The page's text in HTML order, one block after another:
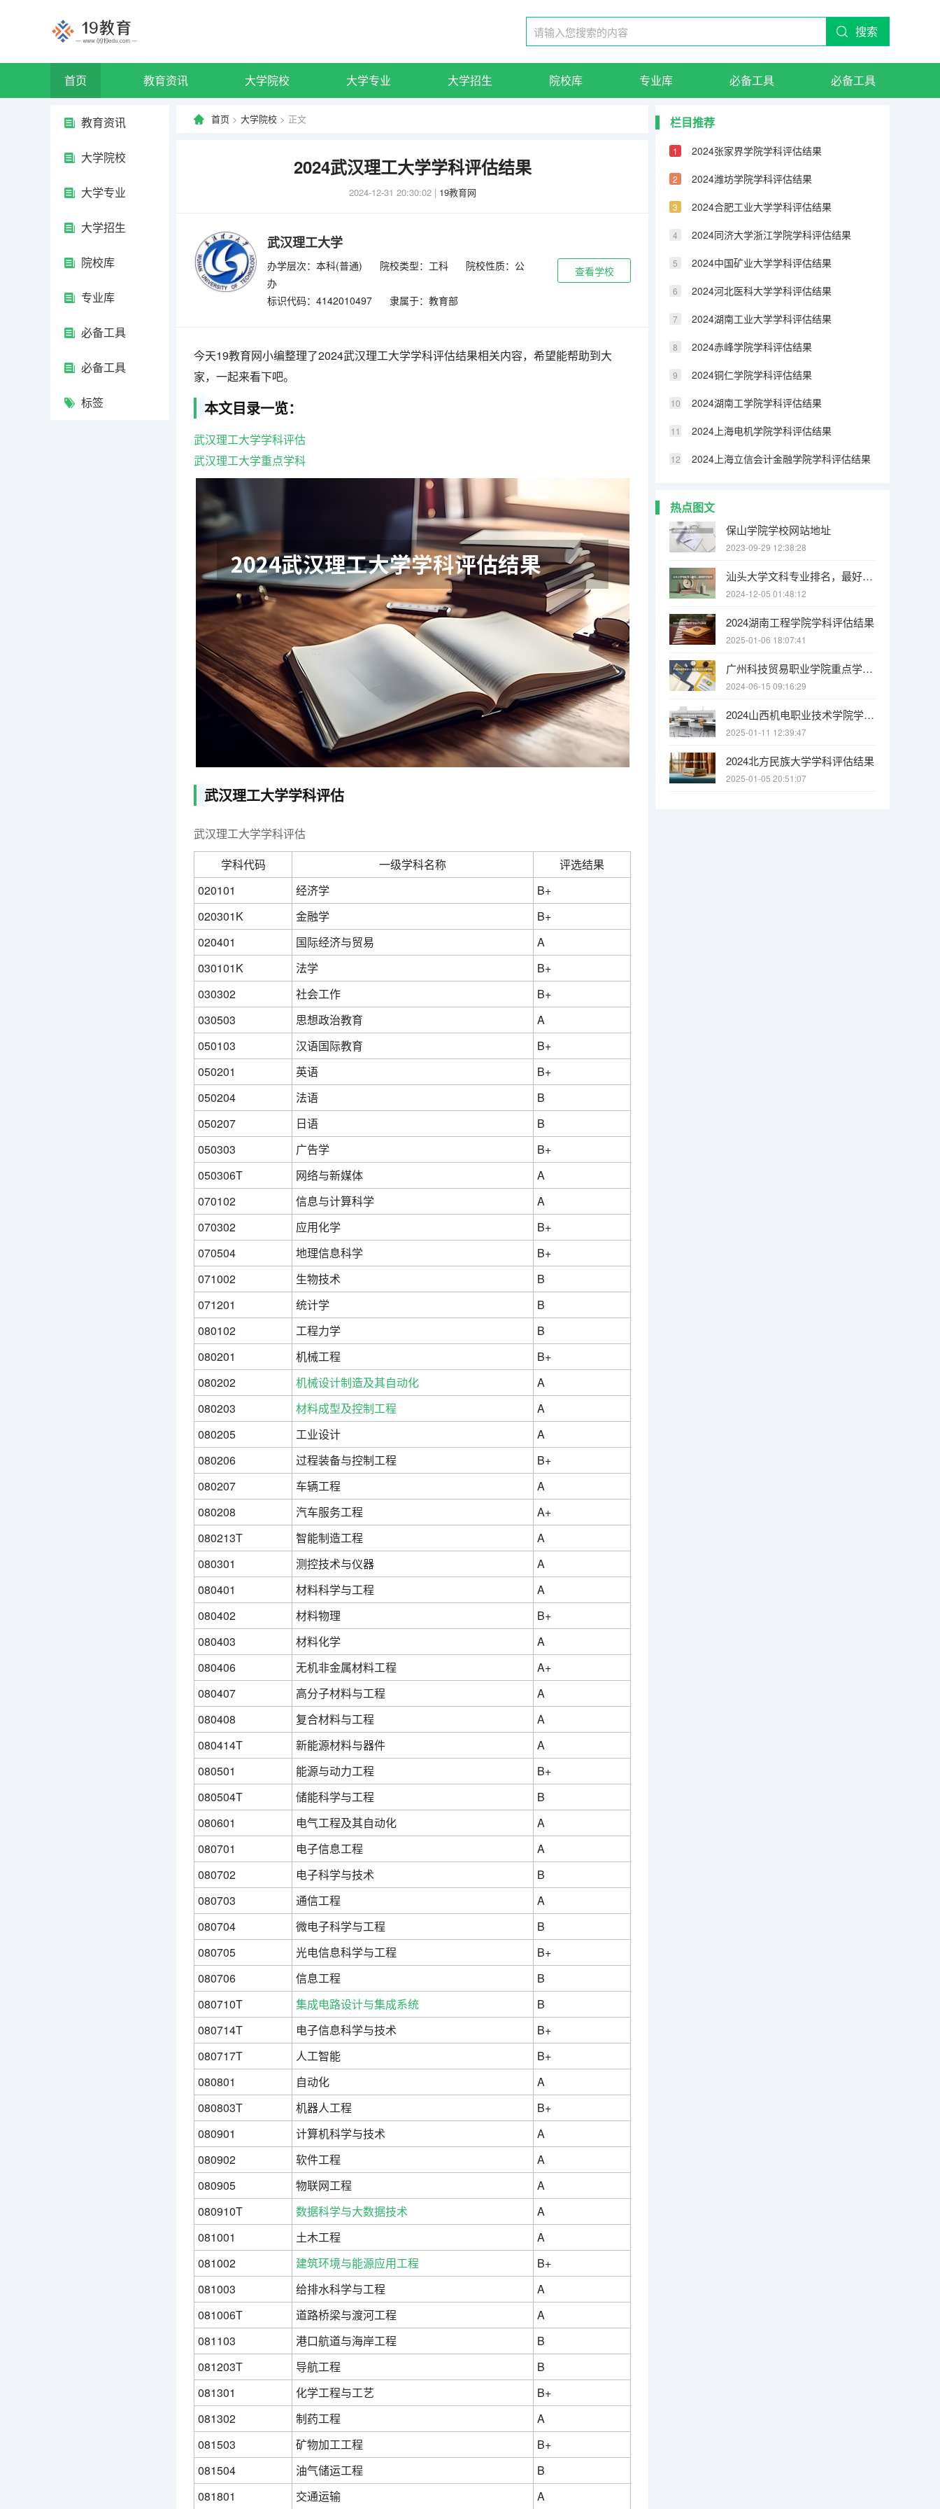
搜索
首页 教育资讯 大学院校 大学专业 大学招生 院校库 专业库 必备工具 必备工具
教育资讯
大学院校
大学专业
大学招生
院校库
专业库
必备工具
必备工具
标签
首页 > 大学院校 > 正文
2024武汉理工大学学科评估结果
2024-12-31 20:30:02 | 19教育网
武汉理工大学
办学层次：本科(普通) 院校类型：工科
院校性质：公
办
标识代码：4142010497
隶属于：教育部
查看学校
今天19教育网小编整理了2024武汉理工大学学科评估结果相关内容，希望能帮助到大
家，一起来看下吧。
本文目录一览：
武汉理工大学学科评估
武汉理工大学重点学科
武汉理工大学学科评估
武汉理工大学学科评估
学科代码
一级学科名称
评选结果
020101
经济学
B+
020301K
金融学
B+
020401
国际经济与贸易
A
030101K
法学
B+
030302
社会工作
B+
030503
思想政治教育
A
050103
汉语国际教育
B+
050201
英语
B+
050204
法语
B
050207
日语
B
050303
广告学
B+
050306T
网络与新媒体
A
070102
信息与计算科学
A
070302
应用化学
B+
070504
地理信息科学
B+
071002
生物技术
B
071201
统计学
B
080102
工程力学
B
080201
机械工程
B+
080202
机械设计制造及其自动化
A
080203
材料成型及控制工程
A
080205
工业设计
A
080206
过程装备与控制工程
B+
080207
车辆工程
A
080208
汽车服务工程
A+
080213T
智能制造工程
A
080301
测控技术与仪器
A
080401
材料科学与工程
A
080402
材料物理
B+
080403
材料化学
A
080406
无机非金属材料工程
A+
080407
高分子材料与工程
A
080408
复合材料与工程
A
080414T
新能源材料与器件
A
080501
能源与动力工程
B+
080504T
储能科学与工程
B
080601
电气工程及其自动化
A
080701
电子信息工程
A
080702
电子科学与技术
B
080703
通信工程
A
080704
微电子科学与工程
B
080705
光电信息科学与工程
B+
080706
信息工程
B
080710T
集成电路设计与集成系统
B
080714T
电子信息科学与技术
B+
080717T
人工智能
B+
080801
自动化
A
080803T
机器人工程
B+
080901
计算机科学与技术
A
080902
软件工程
A
080905
物联网工程
A
080910T
数据科学与大数据技术
A
081001
土木工程
A
081002
建筑环境与能源应用工程
B+
081003
给排水科学与工程
A
081006T
道路桥梁与渡河工程
A
081103
港口航道与海岸工程
B
081203T
导航工程
B
081301
化学工程与工艺
B+
081302
制药工程
A
081503
矿物加工工程
B+
081504
油气储运工程
B
081801
交通运输 A
栏目推荐
2024张家界学院学科评估结果
2024潍坊学院学科评估结果
2024合肥工业大学学科评估结果
2024同济大学浙江学院学科评估结果
2024中国矿业大学学科评估结果
2024河北医科大学学科评估结果
2024湖南工业大学学科评估结果
2024赤峰学院学科评估结果
2024铜仁学院学科评估结果
2024湖南工学院学科评估结果
2024上海电机学院学科评估结果
2024上海立信会计金融学院学科评估结果
热点图文
保山学院学校网站地址
2023-09-29 12:38:28
汕头大学文科专业排名，最好的文科专业有哪些
2024-12-05 01:48:12
2024湖南工程学院学科评估结果
2025-01-06 18:07:41
广州科技贸易职业学院重点学科有哪些（学科评估）
2024-06-15 09:16:29
2024山西机电职业技术学院学科评估结果
2025-01-11 12:39:47
2024北方民族大学学科评估结果
2025-01-05 20:51:07